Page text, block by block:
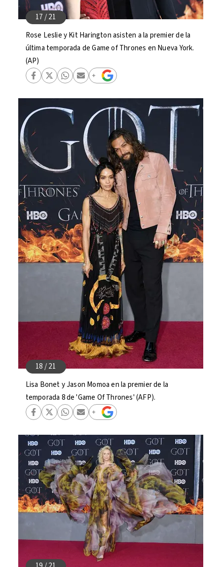
Rose Leslie y Kit Harington asisten a la premier de la
última temporada de Game of Thrones en Nueva York.
(AP)
Lisa Bonet y Jason Momoa en la premier de la
temporada 8 de 'Game Of Thrones' (AFP).